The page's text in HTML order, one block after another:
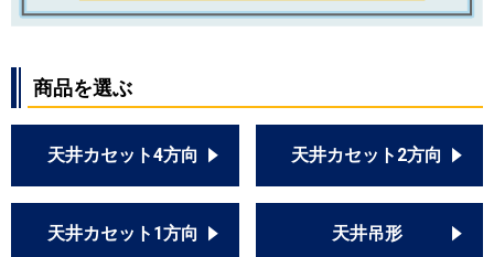
商品を選ぶ
天井カセット4方向 天井カセット2方向
天井カセット1方向 天井吊形